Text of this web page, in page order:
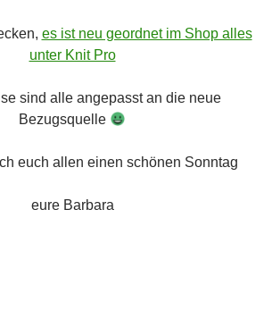
es ist neu geordnet im Shop alles
unter Knit Pro
sind alle angepasst an die neue
Bezugsquelle
euch allen einen schönen Sonntag
eure Barbara